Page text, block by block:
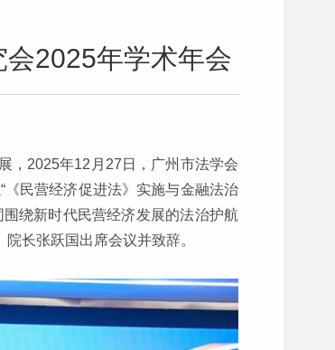
2025年学术年会
，2025年12月27日，广州市法学会
民营经济促进法》实施与金融法治
绕新时代民营经济发展的法治护航
长张跃国出席会议并致辞。